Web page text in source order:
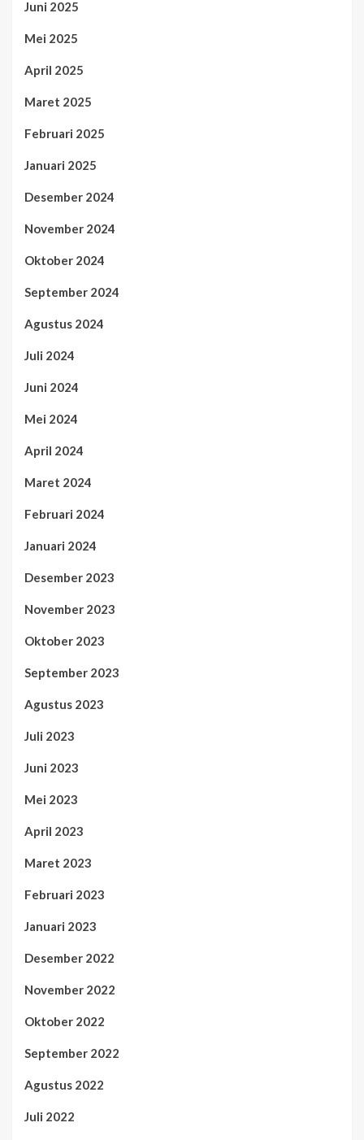
Juni 2025
Mei 2025
April 2025
Maret 2025
Februari 2025
Januari 2025
Desember 2024
November 2024
Oktober 2024
September 2024
Agustus 2024
Juli 2024
Juni 2024
Mei 2024
April 2024
Maret 2024
Februari 2024
Januari 2024
Desember 2023
November 2023
Oktober 2023
September 2023
Agustus 2023
Juli 2023
Juni 2023
Mei 2023
April 2023
Maret 2023
Februari 2023
Januari 2023
Desember 2022
November 2022
Oktober 2022
September 2022
Agustus 2022
Juli 2022